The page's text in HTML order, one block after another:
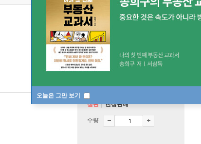
오늘은 그만 보기
절판 한정판매
수량